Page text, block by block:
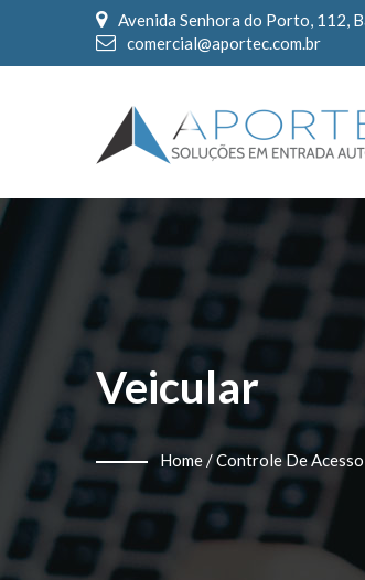
Avenida Senhora do Porto, 112,
comercial@aportec.com.br
Veicular
Home/Controle De Acesso